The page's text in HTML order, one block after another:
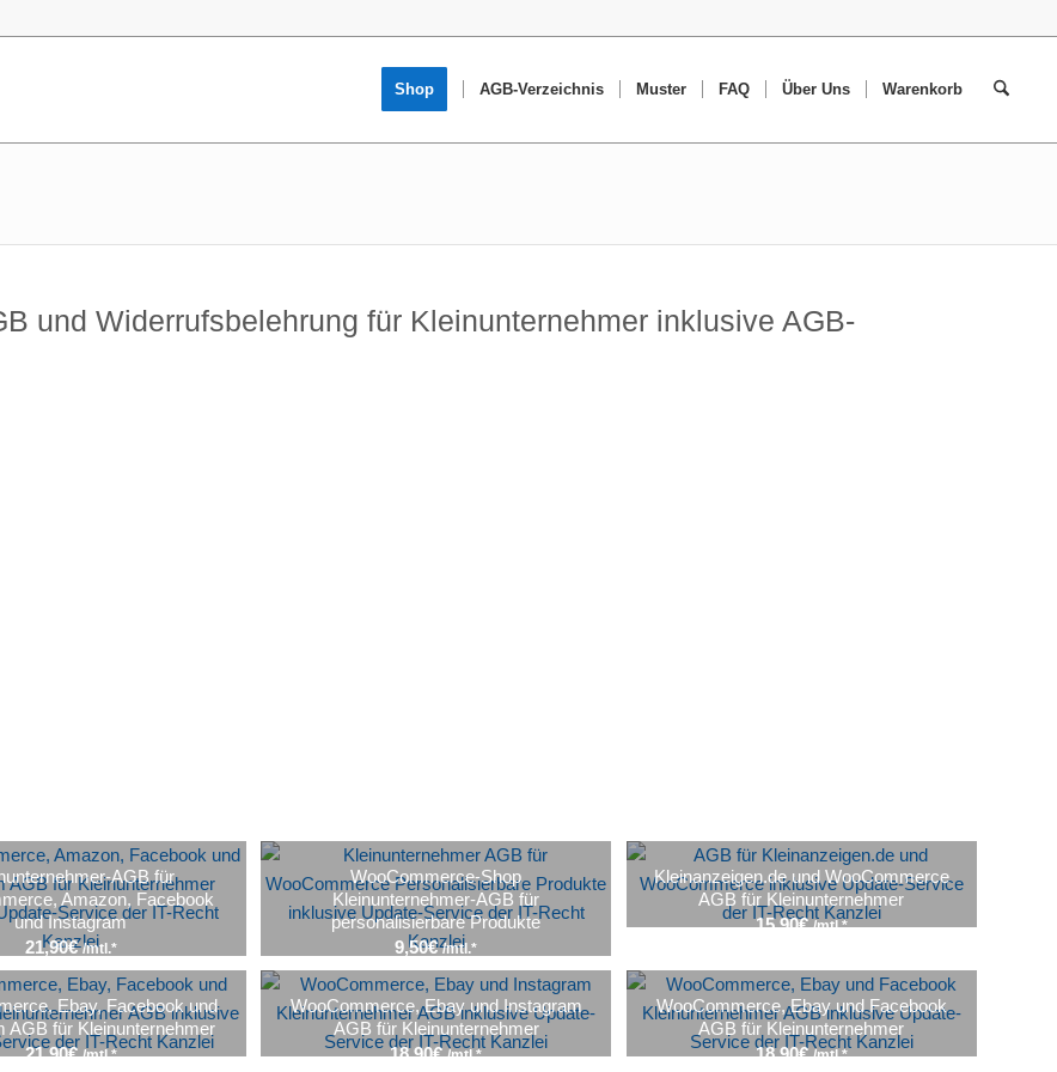
Shop AGB-Verzeichnis Muster FAQ Über Uns Warenkorb
und Widerrufsbelehrung für Kleinunternehmer inklusive AGB-
AGB für
Amazon, Facebook
und Instagram
21,90€ /mtl.*
WooCommerce-Shop
Kleinunternehmer-AGB für
personalisierbare Produkte
9,50€ /mtl.*
Kleinanzeigen.de und WooCommerce
AGB für Kleinunternehmer
15,90€ /mtl.*
Ebay, Facebook und
AGB für Kleinunternehmer
21,90€ /mtl.*
WooCommerce, Ebay und Instagram
AGB für Kleinunternehmer
18,90€ /mtl.*
WooCommerce, Ebay und Facebook
AGB für Kleinunternehmer
18,90€ /mtl.*